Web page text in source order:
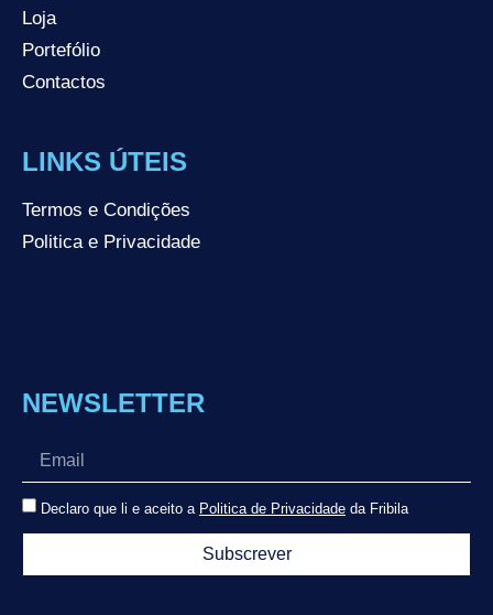
Loja
Portefólio
Contactos
LINKS ÚTEIS
Termos e Condições
Politica e Privacidade
NEWSLETTER
Declaro que li e aceito a Politica de Privacidade da Fribila
Subscrever